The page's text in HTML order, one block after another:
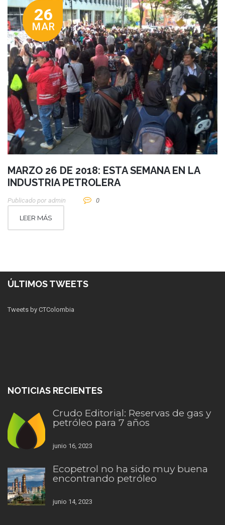
26
MAR
MARZO 26 DE 2018: ESTA SEMANA EN LA
INDUSTRIA PETROLERA
Publicado por Admin 0
LEER MÁS
ÚLTIMOS TWEETS
Tweets by CTColombia
NOTICIAS RECIENTES
Crudo Editorial: Reservas de gas y
petróleo para 7 años
junio 16, 2023
Ecopetrol no ha sido muy buena
encontrando petróleo
junio 14, 2023